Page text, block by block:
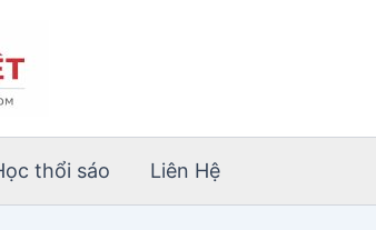
thổi sáo Liên Hệ